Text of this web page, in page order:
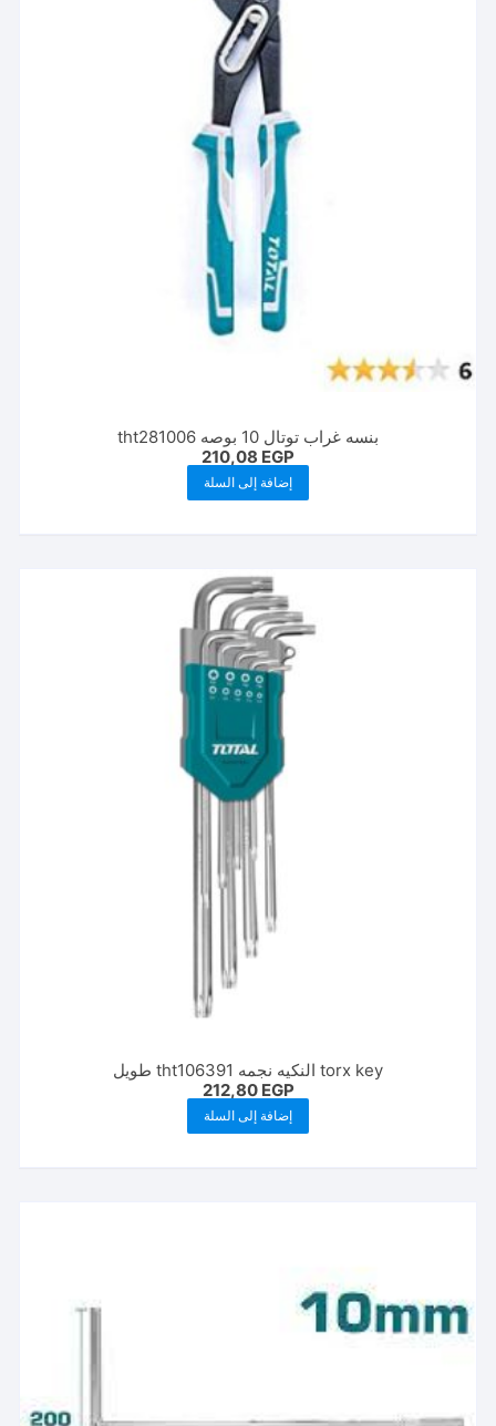
بنسه غراب توتال 10 بوصه tht281006
210,08 EGP
إضافة إلى السلة
torx key النكيه نجمه tht106391 طويل
212,80 EGP
إضافة إلى السلة